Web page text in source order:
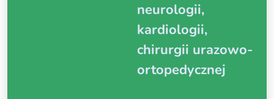
neurologii,
kardiologii,
chirurgii urazowo-
ortopedycznej